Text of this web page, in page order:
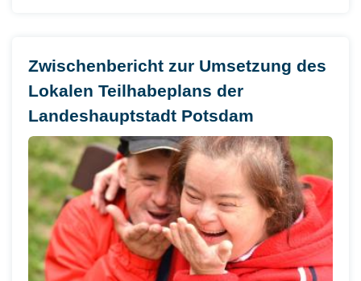
Zwischenbericht zur Umsetzung des
Lokalen Teilhabeplans der
Landeshauptstadt Potsdam